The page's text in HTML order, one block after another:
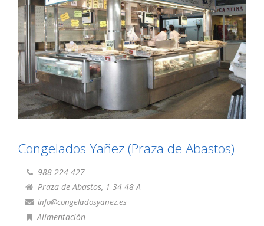
Congelados Yañez (Praza de Abastos)
988 224 427
Praza de Abastos, 1 34-48 A
info@congeladosyanez.es
Alimentación